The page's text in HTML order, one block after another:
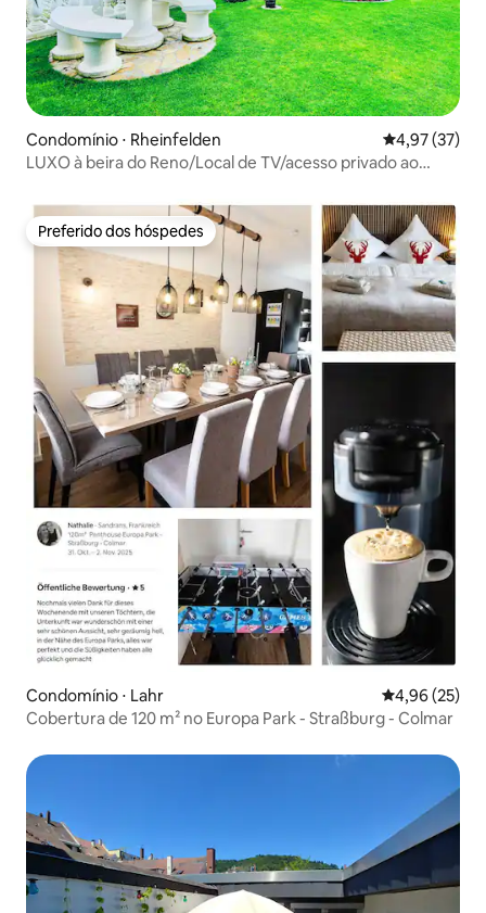
Condomínio ⋅ Rheinfelden 4,97 de uma
4,97 (37)
LUXO à beira do Reno/Local de TV/acesso privado ao
Preferido dos hóspedes
Preferido dos hóspedes
Condomínio ⋅ Lahr 4,96 de uma
4,96 (25)
Cobertura de 120 m² no Europa Park - Straßburg - Colmar